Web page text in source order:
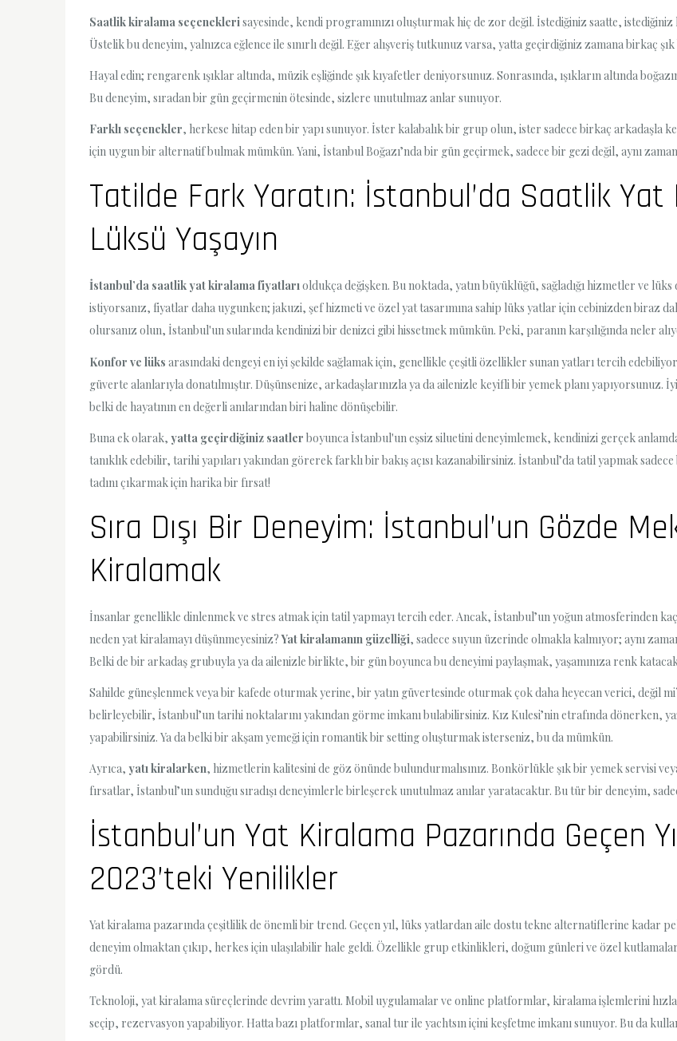
Saatlik kiralama seçeneklerisayesinde, kendi programınızı oluşturmak hiç de zor değil. İstediğiniz saatte,
Üstelik bu deneyim, yalnızca eğlence ile sınırlı değil. Eğer alışveriş tutkunuz varsa, yatta geçirdiğiniz zamana birkaç
Hayal edin; rengarenk ışıklar altında, müzik eşliğinde şık kıyafetler deniyorsunuz. Sonrasında, ışıkların altında
Bu deneyim, sıradan bir gün geçirmenin ötesinde, sizlere unutulmaz anlar sunuyor.
Farklı seçenekler, herkese hitap eden bir yapı sunuyor. İster kalabalık bir grup olun, ister sadece birkaç arkadaşla
için uygun bir alternatif bulmak mümkün. Yani, İstanbul Boğazı’nda bir gün geçirmek, sadece bir gezi değil, aynı
Tatilde Fark Yaratın: İstanbul’da Saatlik
Lüksü Yaşayın
İstanbul’da saatlik yat kiralama fiyatlarıoldukça değişken. Bu noktada, yatın büyüklüğü, sağladığı hizmetler ve
istiyorsanız, fiyatlar daha uygunken; jakuzi, şef hizmeti ve özel yat tasarımına sahip lüks yatlar için cebinizden biraz
olursanız olun, İstanbul'un sularında kendinizi bir denizci gibi hissetmek mümkün. Peki, paranın karşılığında neler
Konfor ve lüks arasındaki dengeyi en iyi şekilde sağlamak için, genellikle çeşitli özellikler sunan yatları tercih
güverte alanlarıyla donatılmıştır. Düşünsenize, arkadaşlarınızla ya da ailenizle keyifli bir yemek planı
belki de hayatının en değerli anılarından biri haline dönüşebilir.
Buna ek olarak, yatta geçirdiğiniz saatler boyunca İstanbul'un eşsiz siluetini deneyimlemek, kendinizi gerçek
tanıklık edebilir, tarihi yapıları yakından görerek farklı bir bakış açısı kazanabilirsiniz. İstanbul’da tatil yapmak
tadını çıkarmak için harika bir fırsat!
Sıra Dışı Bir Deneyim: İstanbul’un Gözde
Kiralamak
İnsanlar genellikle dinlenmek ve stres atmak için tatil yapmayı tercih eder. Ancak, İstanbul’un yoğun atmosferinden
neden yat kiralamayı düşünmeyesiniz?Yat kiralamanın güzelliği, sadece suyun üzerinde olmakla kalmıyor; aynı
Belki de bir arkadaş grubuyla ya da ailenizle birlikte, bir gün boyunca bu deneyimi paylaşmak, yaşamınıza renk
Sahilde güneşlenmek veya bir kafede oturmak yerine, bir yatın güvertesinde oturmak çok daha heyecan verici, değil
belirleyebilir, İstanbul’un tarihi noktalarını yakından görme imkanı bulabilirsiniz. Kız Kulesi’nin etrafında dönerken,
yapabilirsiniz. Ya da belki bir akşam yemeği için romantik bir setting oluşturmak isterseniz, bu da mümkün.
Ayrıca, yatı kiralarken, hizmetlerin kalitesini de göz önünde bulundurmalısınız. Bonkörlükle şık bir yemek servisi
fırsatlar, İstanbul’un sunduğu sıradışı deneyimlerle birleşerek unutulmaz anılar yaratacaktır. Bu tür bir deneyim,
İstanbul’un Yat Kiralama Pazarında Geçen
2023’teki Yenilikler
Yat kiralama pazarında çeşitlilik de önemli bir trend. Geçen yıl, lüks yatlardan aile dostu tekne alternatiflerine kadar
deneyim olmaktan çıkıp, herkes için ulaşılabilir hale geldi. Özellikle grup etkinlikleri, doğum günleri ve özel
gördü.
Teknoloji, yat kiralama süreçlerinde devrim yarattı. Mobil uygulamalar ve online platformlar, kiralama işlemlerini
seçip, rezervasyon yapabiliyor. Hatta bazı platformlar, sanal tur ile yachtsın içini keşfetme imkanı sunuyor. Bu da